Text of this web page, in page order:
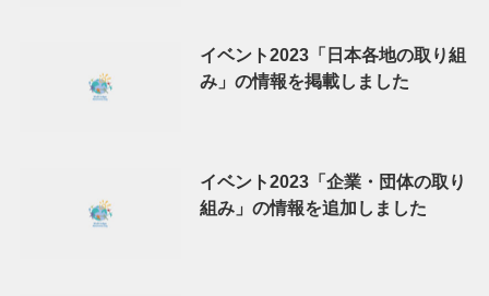
イベント2023「日本各地の取り組
み」の情報を掲載しました
イベント2023「企業・団体の取り
組み」の情報を追加しました